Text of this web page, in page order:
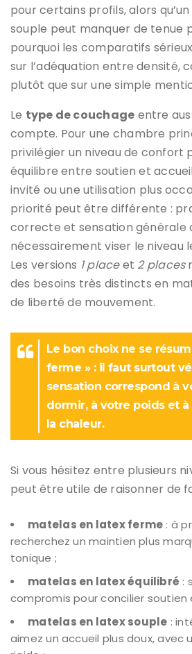
pour certains profils, alors
souple peut manquer de tenue
pourquoi les comparatifs
sur l’adéquation entre densité,
plutôt que sur une simple
Le type de couchage entre
compte. Pour une chambre
privilégier un niveau de confort
équilibre entre soutien et
invité ou une utilisation plus
priorité peut être différente :
correcte et sensation générale
nécessairement viser le niveau
Les versions 1 placeet 2 places
des besoins très distincts en
de liberté de mouvement.
Le bon choix ne se
ferme » : il faut surtout
sensation correspond à
dormir, à votre poids et
la chaleur.
Si vous hésitez entre plusieurs
peut être utile de raisonner de
matelas en latex ferme : à
recherchez un maintien plus
tonique ;
matelas en latex équilibré :
compromis pour concilier
matelas en latex souple :
aimez un accueil plus doux, avec